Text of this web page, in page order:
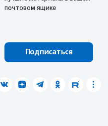
почтовом ящике
Подписаться